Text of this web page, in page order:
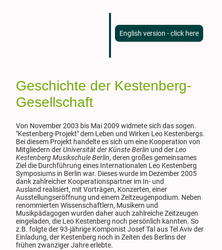
English version - click here
Geschichte der Kestenberg-
Gesellschaft
Von November 2003 bis Mai 2009 widmete sich das sogen.
"Kestenberg-Projekt" dem Leben und Wirken Leo Kestenbergs.
Bei diesem Projekt handelte es sich um eine Kooperation von
Mitgliedern derUniversität der Künste Berlin und derLeo
Kestenberg Musikschule Berlin, deren großes gemeinsames
Ziel die Durchführung eines Internationalen Leo Kestenberg
Symposiums in Berlin war. Dieses wurde im Dezember 2005
dank zahlreicher Kooperationspartner im In- und
Ausland realisiert, mit Vorträgen, Konzerten, einer
Ausstellungseröffnung und einem Zeitzeugenpodium. Neben
renommierten Wissenschaftlern, Musikern und
Musikpädagogen wurden daher auch zahlreiche Zeitzeugen
eingeladen, die Leo Kestenberg noch persönlich kannten. So
z.B. folgte der 93-jährige Komponist Josef Tal aus Tel Aviv der
Einladung, der Kestenberg noch in Zeiten des Berlins der
frühen zwanziger Jahre erlebte.